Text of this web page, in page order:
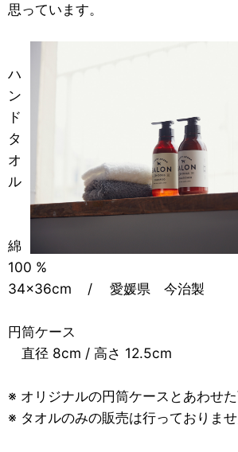
思っています。
ハ
ン
ド
タ
オ
ル
綿
100 %
34×36cm / 愛媛県 今治製
円筒ケース
直径 8cm / 高さ 12.5cm
※ オリジナルの円筒ケースとあわせた
※ タオルのみの販売は行っておりませ